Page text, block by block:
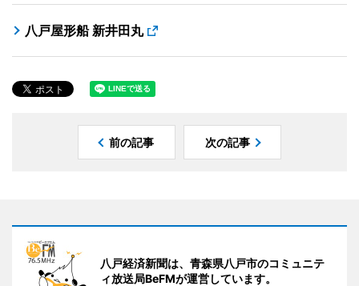
八戸屋形船 新井田丸
前の記事 次の記事
八戸経済新聞は、青森県八戸市のコミュニテ
ィ放送局BeFMが運営しています。